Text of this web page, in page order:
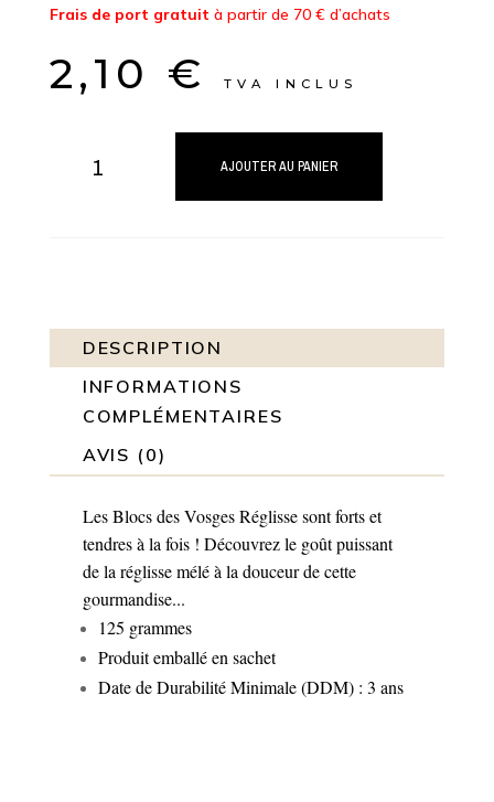
Frais de port gratuit à partir de 70 € d’achats
2,10 € TVA INCLUS
AJOUTER AU PANIER
DESCRIPTION
INFORMATIONS
COMPLÉMENTAIRES
AVIS (0)
Les Blocs des Vosges Réglisse sont forts et
tendres à la fois ! Découvrez le goût puissant
de la réglisse mélé à la douceur de cette
gourmandise...
125 grammes
Produit emballé en sachet
Date de Durabilité Minimale (DDM) : 3 ans